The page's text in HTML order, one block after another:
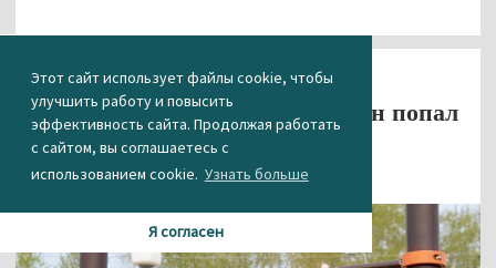
Этот сайт использует файлы cookie, чтобы
улучшить работу и повысить
эффективность сайта. Продолжая работать
с сайтом, вы соглашаетесь с
использованием cookie. Узнать больше
Я согласен
Общество
Тагильчанин Фанис Хайруллин попал
в Книгу рекордов России
21.05.2021 12:25